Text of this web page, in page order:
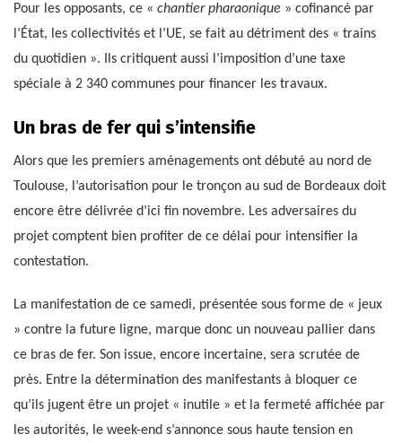
Pour les opposants, ce « chantier pharaonique » cofinancé par
l’État, les collectivités et l’UE, se fait au détriment des « trains
du quotidien ». Ils critiquent aussi l’imposition d’une taxe
spéciale à 2 340 communes pour financer les travaux.
Un bras de fer qui s’intensifie
Alors que les premiers aménagements ont débuté au nord de
Toulouse, l’autorisation pour le tronçon au sud de Bordeaux doit
encore être délivrée d’ici fin novembre. Les adversaires du
projet comptent bien profiter de ce délai pour intensifier la
contestation.
La manifestation de ce samedi, présentée sous forme de « jeux
» contre la future ligne, marque donc un nouveau pallier dans
ce bras de fer. Son issue, encore incertaine, sera scrutée de
près. Entre la détermination des manifestants à bloquer ce
qu’ils jugent être un projet « inutile » et la fermeté affichée par
les autorités, le week-end s’annonce sous haute tension en